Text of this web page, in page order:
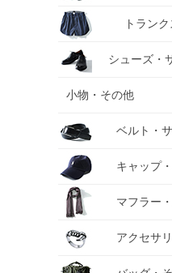
トランク
シューズ・
小物・その他
ベルト・
キャップ
マフラー
アクセサ